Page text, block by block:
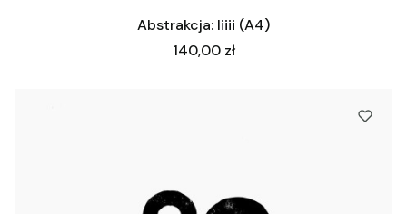
Abstrakcja: Iiiii (A4)
Cena
140,00 zł